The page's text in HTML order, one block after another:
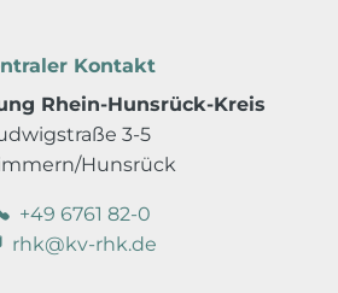
Kontakt
Rhein-Hunsrück-Kreis
3-5
Hunsrück
+49 6761 82-0
rhk@kv-rhk.de